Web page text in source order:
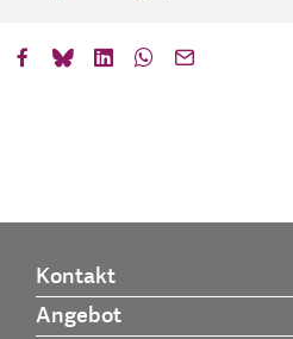
Kontakt
Angebot